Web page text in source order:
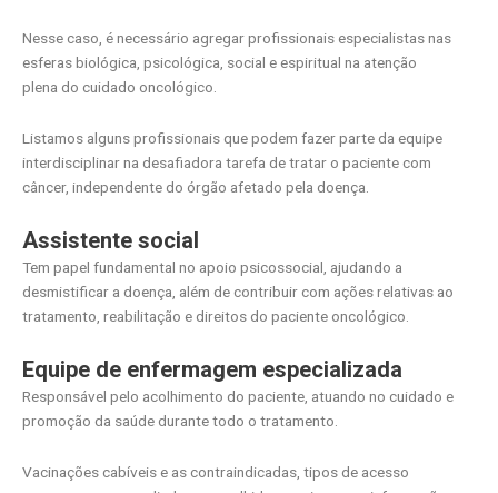
Nesse caso, é necessário agregar profissionais especialistas nas
esferas biológica, psicológica, social e espiritual na atenção
plena do cuidado oncológico.
Listamos alguns profissionais que podem fazer parte da equipe
interdisciplinar na desafiadora tarefa de tratar o paciente com
câncer, independente do órgão afetado pela doença.
Assistente social
Tem papel fundamental no apoio psicossocial, ajudando a
desmistificar a doença, além de contribuir com ações relativas ao
tratamento, reabilitação e direitos do paciente oncológico.
Equipe de enfermagem especializada
Responsável pelo acolhimento do paciente, atuando no cuidado e
promoção da saúde durante todo o tratamento.
Vacinações cabíveis e as contraindicadas, tipos de acesso